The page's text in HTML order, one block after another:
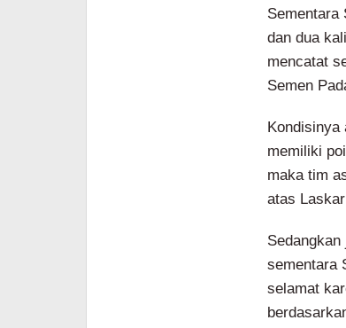
dan dua
mencatat
Semen
memiliki
maka tim
atas
sementara
selamat